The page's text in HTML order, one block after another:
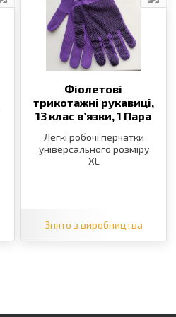
Фіолетові
трикотажні рукавиці,
13 клас в’язки,1 Пара
Легкі робочі перчатки
універсального розміру
XL
Знято з виробництва